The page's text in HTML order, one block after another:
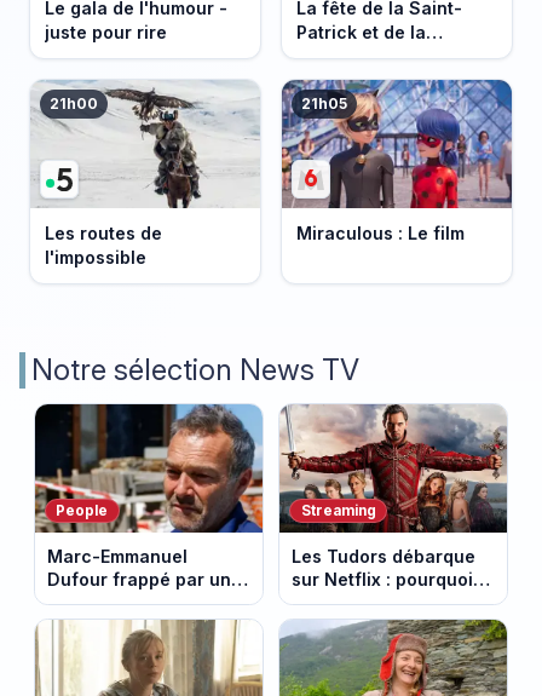
Le gala de l'humour -
juste pour rire
La fête de la Saint-
Patrick et de la
Bretagne
21h00
Les routes de
l'impossible
21h05
Miraculous : Le film
Notre sélection News TV
People
Marc-Emmanuel
Dufour frappé par un
terrible incendie : son
chalet part en fumée
Streaming
Les Tudors débarque
sur Netflix : pourquoi la
série n’a rien perdu de
son pouvoir